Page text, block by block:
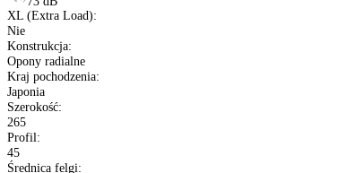
Opis produktu
Dane techniczne
Producent
Yokohama
Typ
Opony osobowe
Bieżnik opony